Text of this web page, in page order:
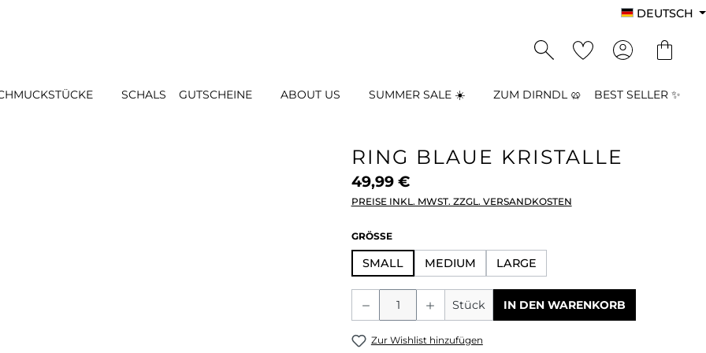
DEUTSCH
SCHALS GUTSCHEINE ABOUT US SUMMER SALE ☀️ ZUM DIRNDL 🥨 BEST SELLER ✨
RING BLAUE KRISTALLE
49,99 €
PREISE INKL. MWST. ZZGL. VERSANDKOSTEN
GRÖSSE AUSWÄHLEN
SMALL MEDIUM LARGE
Produkt Anzahl: Gib den
Stück IN DEN WARENKORB
Zur Wishlist hinzufügen